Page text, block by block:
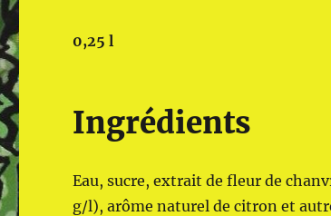
0,25 l
Ingrédients
Eau, sucre, extrait de fleur de
g/l), arôme naturel de citron et